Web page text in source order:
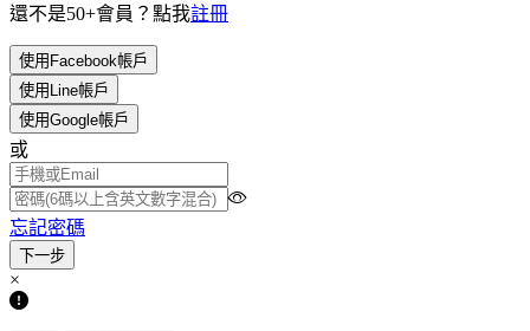
還不是50+會員？點我註冊
使用Facebook帳戶
使用Line帳戶
使用Google帳戶
或
忘記密碼
×